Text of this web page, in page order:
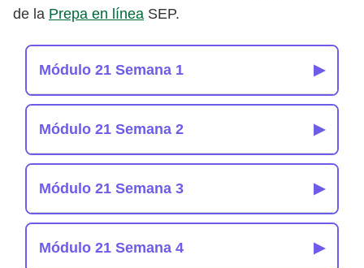
de la Prepa en línea SEP.
Módulo 21 Semana 1 ▶
Módulo 21 Semana 2 ▶
Módulo 21 Semana 3 ▶
Módulo 21 Semana 4 ▶